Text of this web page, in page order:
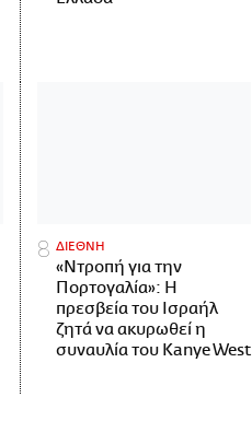
ΔΙΕΘΝΗ
«Ντροπή για την
Πορτογαλία»: Η
πρεσβεία του Ισραήλ
ζητά να ακυρωθεί η
συναυλία του Kanye West